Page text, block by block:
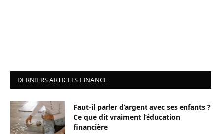
DERNIERS ARTICLES FINANCE
Faut-il parler d’argent avec ses enfants ?
Ce que dit vraiment l’éducation
financière